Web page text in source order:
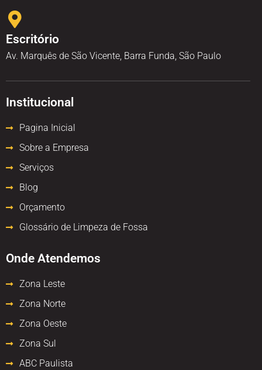
Escritório
Av. Marquês de São Vicente, Barra Funda, São Paulo
Institucional
Pagina Inicial
Sobre a Empresa
Serviços
Blog
Orçamento
Glossário de Limpeza de Fossa
Onde Atendemos
Zona Leste
Zona Norte
Zona Oeste
Zona Sul
ABC Paulista